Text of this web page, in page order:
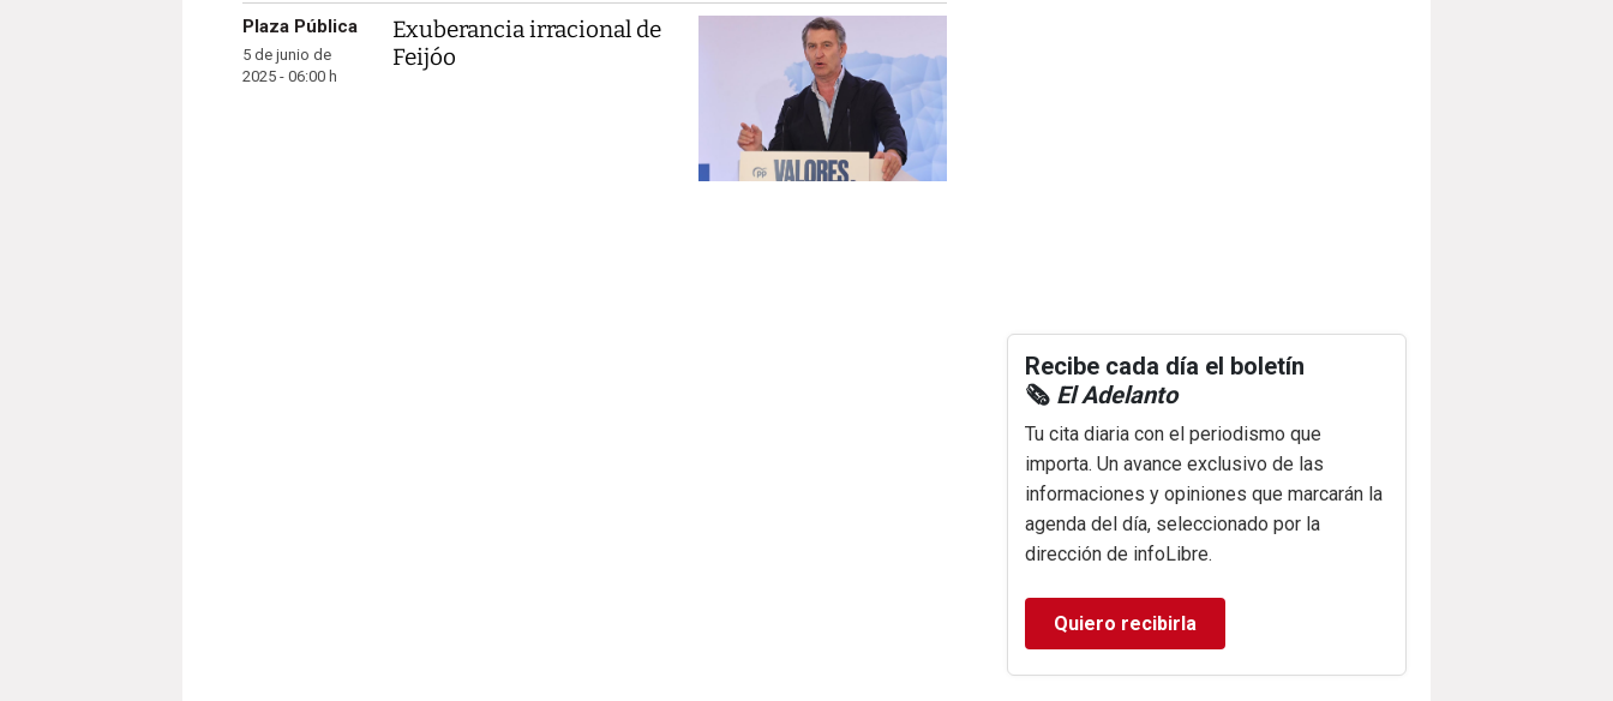
Plaza Pública
5 de junio de
2025 - 06:00 h
Exuberancia irracional de
Feijóo
Recibe cada día el boletín
🗞️El Adelanto
Tu cita diaria con el periodismo que
importa. Un avance exclusivo de las
informaciones y opiniones que marcarán la
agenda del día, seleccionado por la
dirección de infoLibre.
Quiero recibirla